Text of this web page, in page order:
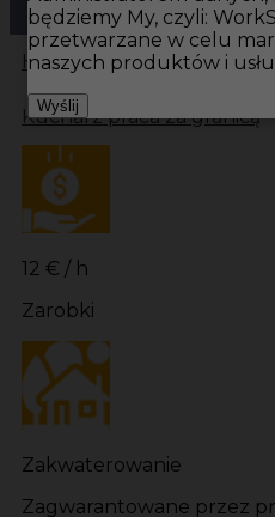
Hotistin Oferty pracy
Kucharz praca za granicą
12 € / h
Zarobki
Zakwaterowanie
Zagwarantowane przez
będziemy My, czyli:
przetwarzane w celu
naszych produktów i
Wyślij